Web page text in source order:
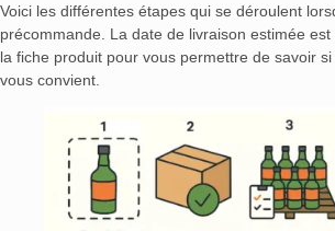
Voici les différentes étapes qui se déroulent
précommande. La date de livraison estimée
la fiche produit pour vous permettre de savoir
vous convient.